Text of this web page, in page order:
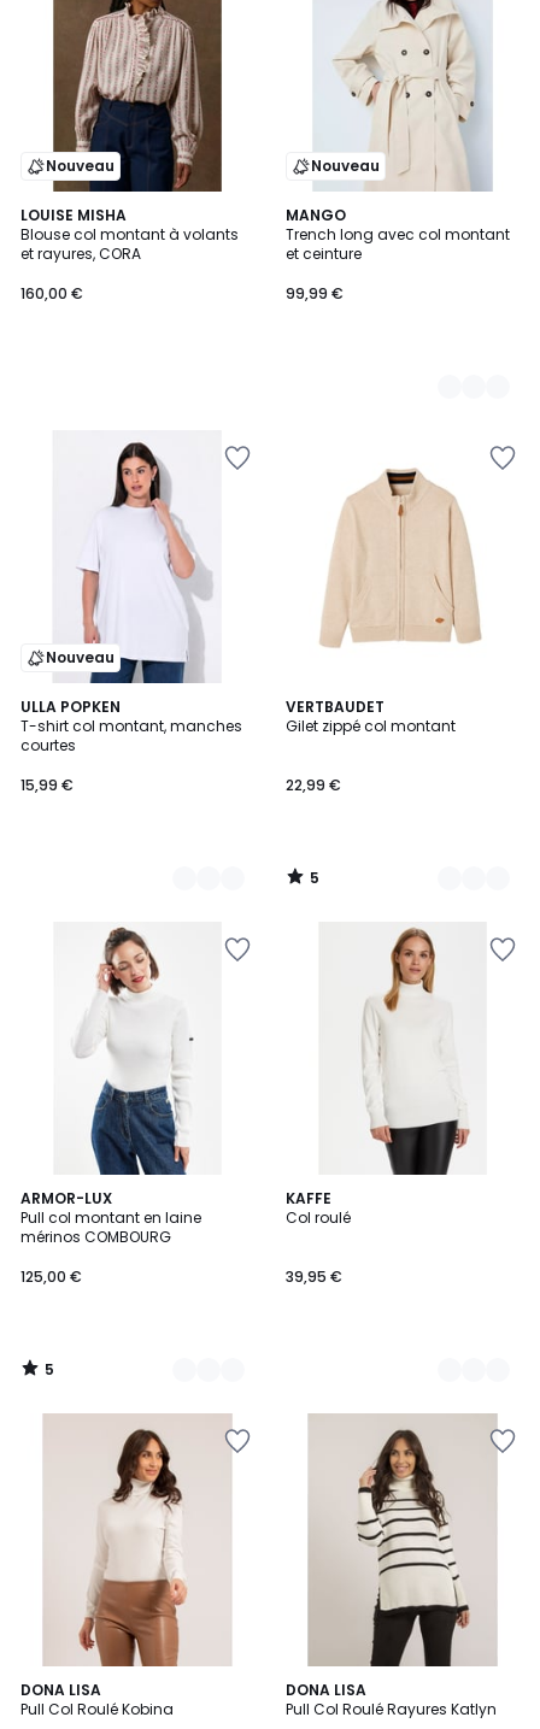
Nouveau
LOUISE MISHA
Blouse col montant à volants
et rayures, CORA
160,00 €
Nouveau
MANGO
Trench long avec col montant
et ceinture
99,99 €
2
Couleurs
Nouveau
ULLA POPKEN
T-shirt col montant, manches
courtes
15,99 €
8
Couleurs
VERTBAUDET
Gilet zippé col montant
22,99 €
5
/
2
Couleurs
5
/
ARMOR-LUX
Pull col montant en laine
mérinos COMBOURG
125,00 €
5
/
5
3
Couleurs
5
/
KAFFE
Col roulé
39,95 €
12
Couleurs
DONA LISA
Pull Col Roulé Kobina
4
Couleurs
DONA LISA
Pull Col Roulé Rayures Katlyn